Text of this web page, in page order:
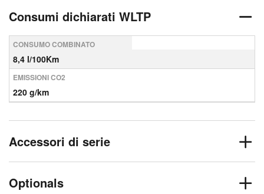
Consumi dichiarati WLTP
CONSUMO COMBINATO
8,4 l/100Km
EMISSIONI CO2
220 g/km
Accessori di serie
Optionals